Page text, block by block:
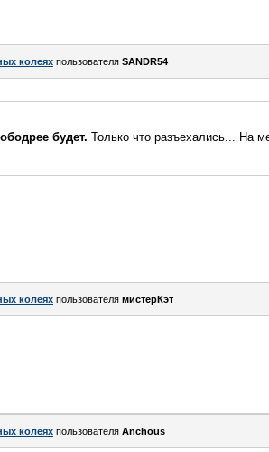
колеях пользователя SANDR54
будет. Только что разъехались... На
колеях пользователя мистерКэт
колеях пользователя Anchous